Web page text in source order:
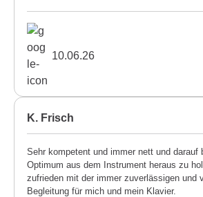
10.06.26
K. Frisch
Sehr kompetent und immer nett und darauf
Optimum aus dem Instrument heraus zu
zufrieden mit der immer zuverlässigen und
Begleitung für mich und mein Klavier.